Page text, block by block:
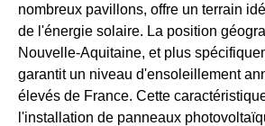
nombreux pavillons, offre un terrain
de l'énergie solaire. La position
Nouvelle-Aquitaine, et plus
garantit un niveau d'ensoleillement
élevés de France. Cette
l'installation de panneaux